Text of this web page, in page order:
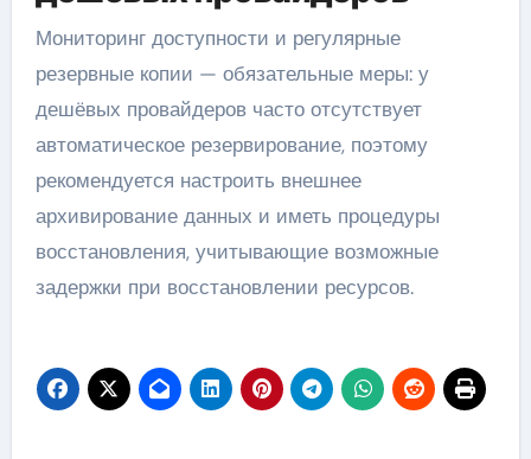
Мониторинг доступности и регулярные
резервные копии — обязательные меры: у
дешёвых провайдеров часто отсутствует
автоматическое резервирование, поэтому
рекомендуется настроить внешнее
архивирование данных и иметь процедуры
восстановления, учитывающие возможные
задержки при восстановлении ресурсов.